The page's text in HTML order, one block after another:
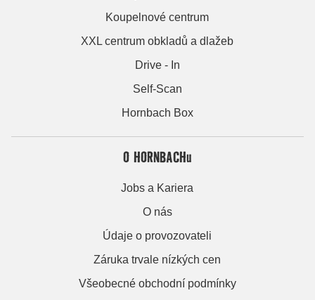
Koupelnové centrum
XXL centrum obkladů a dlažeb
Drive - In
Self-Scan
Hornbach Box
O HORNBACHu
Jobs a Kariera
O nás
Údaje o provozovateli
Záruka trvale nízkých cen
Všeobecné obchodní podmínky